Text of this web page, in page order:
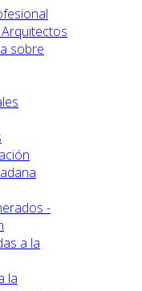
sobre
-
a la
la